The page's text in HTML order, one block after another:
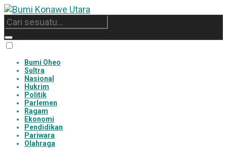
Bumi Oheo
Sultra
Nasional
Hukrim
Politik
Parlemen
Ragam
Ekonomi
Pendidikan
Pariwara
Olahraga